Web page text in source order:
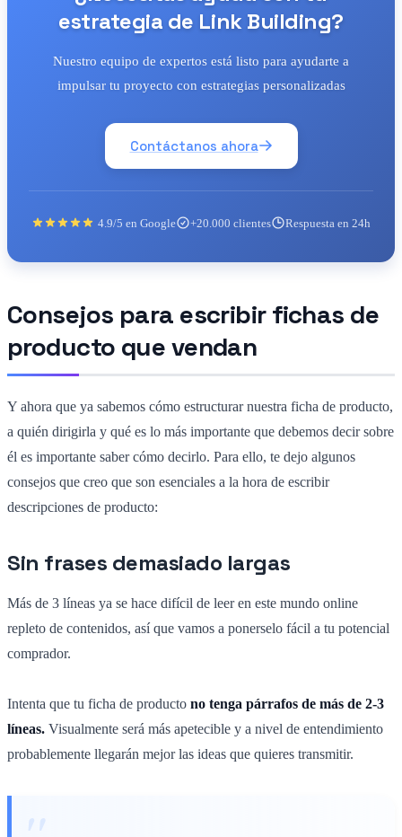
estrategia de Link Building?
Nuestro equipo de expertos está listo para ayudarte a
impulsar tu proyecto con estrategias personalizadas
Contáctanos ahora
4.9/5 en Google +20.000 clientes Respuesta en 24h
Consejos para escribir fichas de
producto que vendan
Y ahora que ya sabemos cómo estructurar nuestra ficha de producto,
a quién dirigirla y qué es lo más importante que debemos decir sobre
él es importante saber cómo decirlo. Para ello, te dejo algunos
consejos que creo que son esenciales a la hora de escribir
descripciones de producto:
Sin frases demasiado largas
Más de 3 líneas ya se hace difícil de leer en este mundo online
repleto de contenidos, así que vamos a ponerselo fácil a tu potencial
comprador.
Intenta que tu ficha de producto no tenga párrafos de más de 2-3
líneas. Visualmente será más apetecible y a nivel de entendimiento
probablemente llegarán mejor las ideas que quieres transmitir.